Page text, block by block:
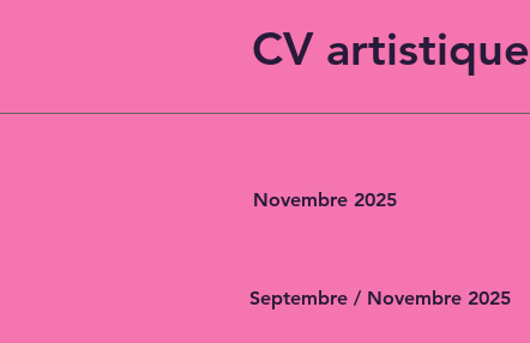
CV artistique
Novembre 2025
Septembre / Novembre 2025